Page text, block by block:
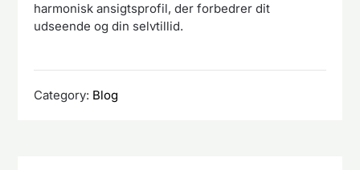
harmonisk ansigtsprofil, der forbedrer dit
udseende og din selvtillid.
Category: Blog